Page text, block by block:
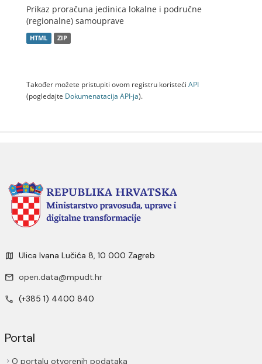
Prikaz proračuna jedinica lokalne i područne
(regionalne) samouprave
HTML ZIP
Također možete pristupiti ovom registru koristeći API
(pogledajte Dokumenаtаcijа API-jа).